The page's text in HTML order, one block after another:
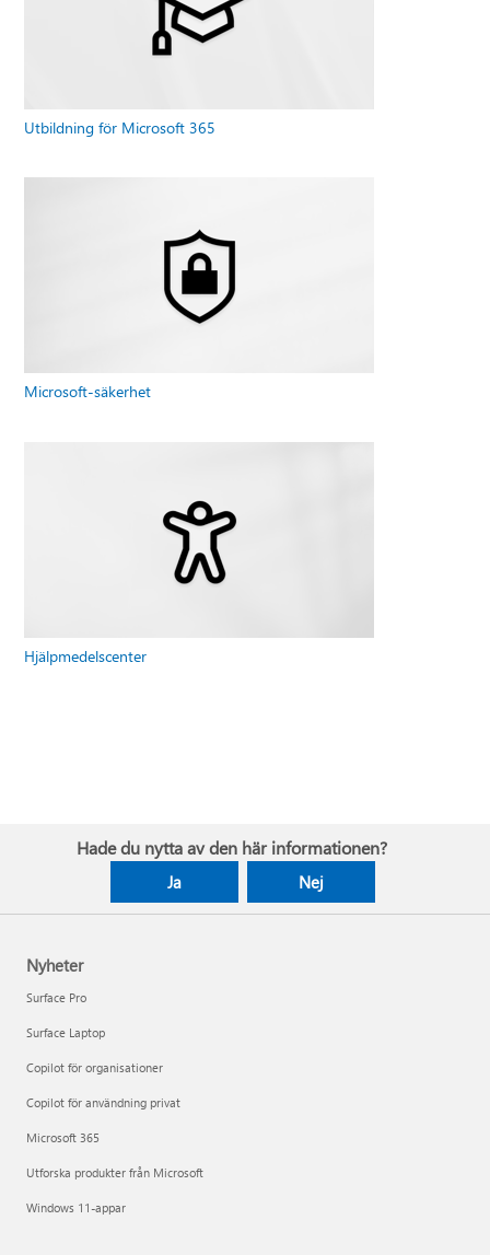
Utbildning för Microsoft 365
Microsoft-säkerhet
Hjälpmedelscenter
Hade du nytta av den här informationen?
Ja Nej
Nyheter
Surface Pro
Surface Laptop
Copilot för organisationer
Copilot för användning privat
Microsoft 365
Utforska produkter från Microsoft
Windows 11-appar